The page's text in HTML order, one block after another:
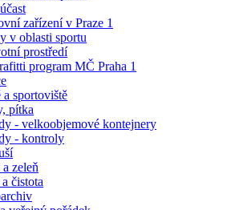
zařízení v Praze 1
v oblasti sportu
prostředí
program MČ Praha 1
a sportoviště
pítka
- velkoobjemové kontejnery
- kontroly
zeleň
čistota